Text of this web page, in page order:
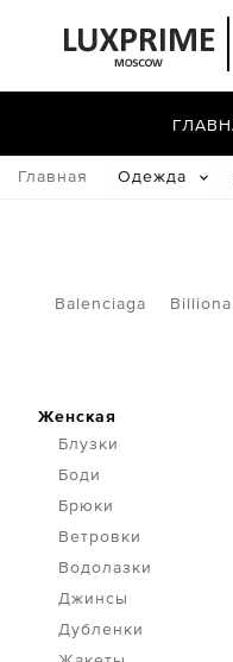
Главная Одежда
Balenciaga
Женская
Блузки
Боди
Брюки
Ветровки
Водолазки
Джинсы
Дубленки